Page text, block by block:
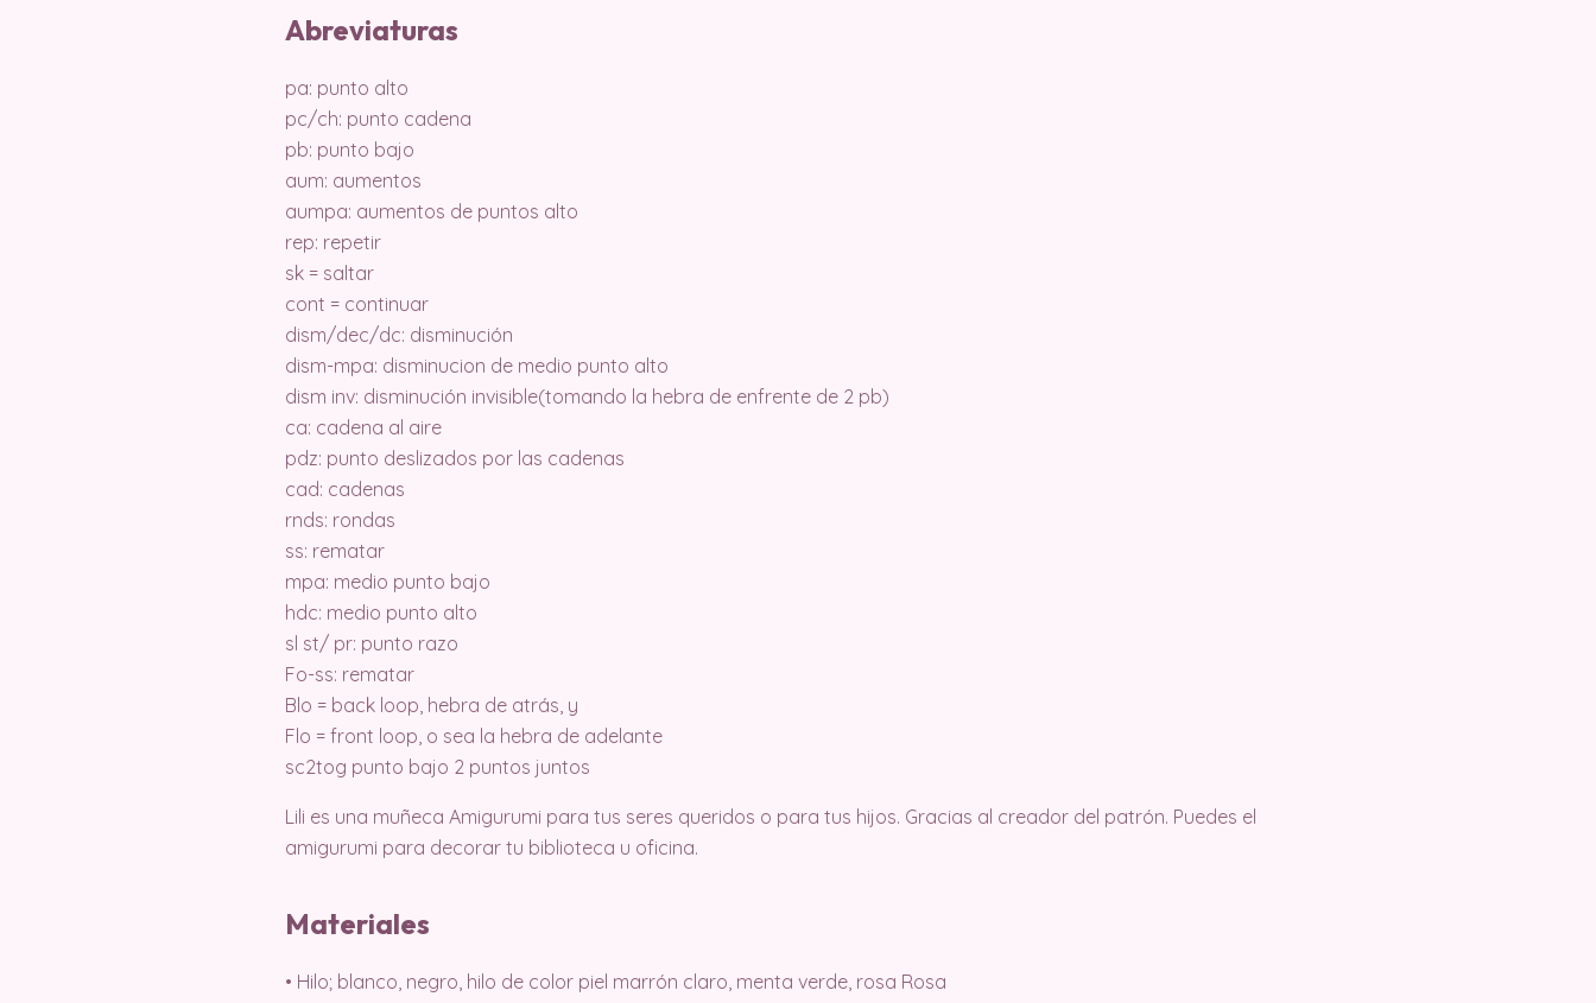
Abreviaturas
pa: punto alto
pc/ch: punto cadena
pb: punto bajo
aum: aumentos
aumpa: aumentos de puntos alto
rep: repetir
sk = saltar
cont = continuar
dism/dec/dc: disminución
dism-mpa: disminucion de medio punto alto
dism inv: disminución invisible(tomando la hebra de enfrente de 2 pb)
ca: cadena al aire
pdz: punto deslizados por las cadenas
cad: cadenas
rnds: rondas
ss: rematar
mpa: medio punto bajo
hdc: medio punto alto
sl st/ pr: punto razo
Fo-ss: rematar
Blo = back loop, hebra de atrás, y
Flo = front loop, o sea la hebra de adelante
sc2tog punto bajo 2 puntos juntos
Lili es una muñeca Amigurumi para tus seres queridos o para tus hijos. Gracias al creador del patrón. Puedes el
amigurumi para decorar tu biblioteca u oficina.
Materiales
• Hilo; blanco, negro, hilo de color piel marrón claro, menta verde, rosa Rosa